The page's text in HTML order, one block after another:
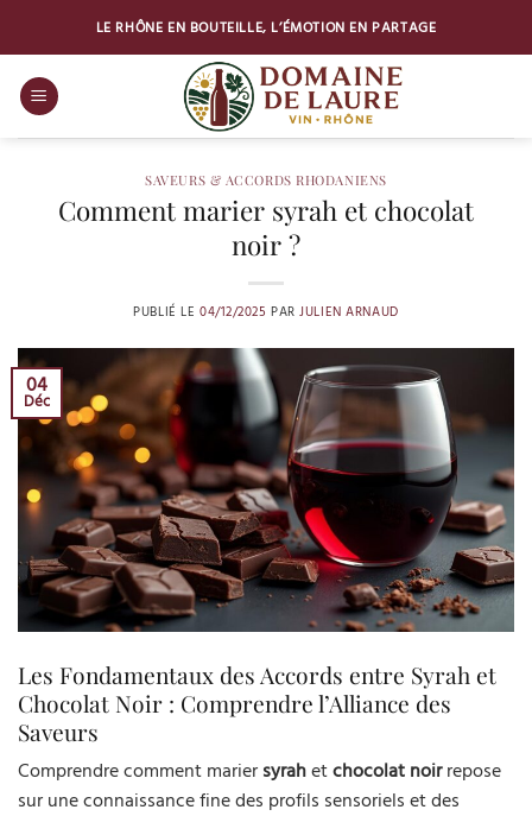
contenu
LE RHÔNE EN BOUTEILLE, L’ÉMOTION EN PARTAGE
SAVEURS & ACCORDS RHODANIENS
Comment marier syrah et chocolat
noir ?
PUBLIÉ LE 04/12/2025 PARJULIEN ARNAUD
04
Déc
Les Fondamentaux des Accords entre Syrah et
Chocolat Noir : Comprendre l’Alliance des
Saveurs
Comprendre comment marier syrahetchocolat noirrepose
sur une connaissance fine des profils sensoriels et des